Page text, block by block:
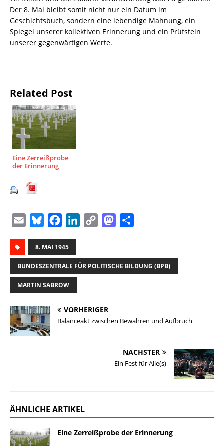
Der 8. Mai bleibt somit nicht nur ein Datum im
Geschichtsbuch, sondern eine lebendige Mahnung, ein
Spiegel unserer kollektiven Erinnerung und ein Prüfstein
unserer gegenwärtigen Werte.
Related Post
Eine Zerreißprobe
der Erinnerung
i
l
u
e
s
k
y
c
e
b
o
k
k
e
n
y
L
k
M
t
o
n
l
e
8. MAI 1945
BUNDESZENTRALE FÜR POLITISCHE BILDUNG (BPB)
MARTIN SABROW
VORHERIGER
Balanceakt zwischen Bewahren und Aufbruch
NÄCHSTER
Ein Fest für Alle(s)
ÄHNLICHE ARTIKEL
Eine Zerreißprobe der Erinnerung